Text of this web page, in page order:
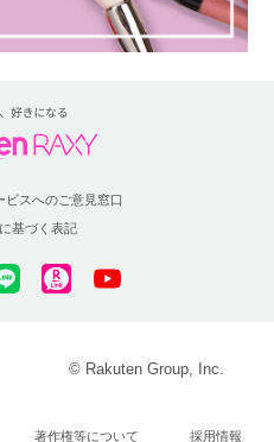
ビスへのご意見窓口
基づく表記
© Rakuten Group, Inc.
著作権等について 採用情報